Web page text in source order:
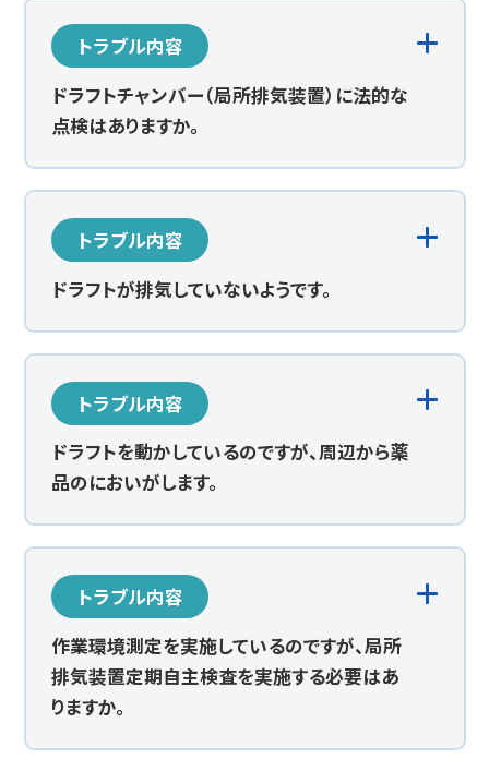
トラブル内容
ドラフトチャンバー（局所排気装置）に法的な
点検はありますか。
トラブル内容
ドラフトが排気していないようです。
トラブル内容
ドラフトを動かしているのですが、周辺から薬
品のにおいがします。
トラブル内容
作業環境測定を実施しているのですが、局所
排気装置定期自主検査を実施する必要はあ
りますか。